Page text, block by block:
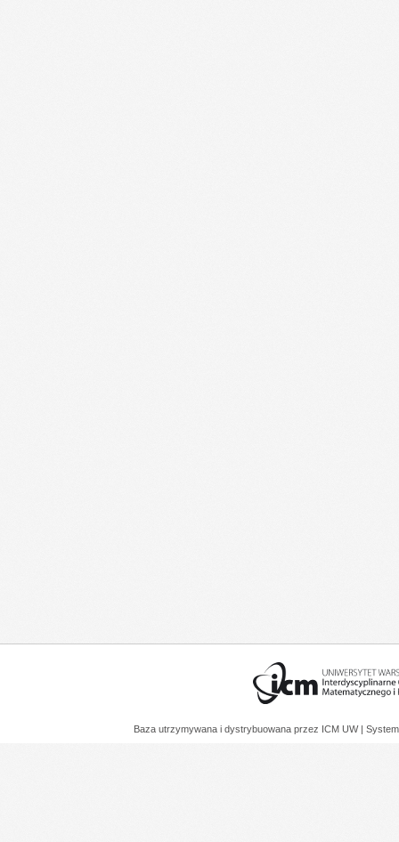
Baza utrzymywana i dystrybuowana przez ICM UW |